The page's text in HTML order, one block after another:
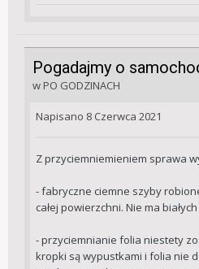
Pogadajmy o
w PO GODZINACH
Napisano 8 Czerwca 2021
Z przyciemniemieniem sprawa
- fabryczne ciemne szyby
całej powierzchni. Nie ma
- przyciemnianie folia niestety
kropki są wypustkami i folia nie